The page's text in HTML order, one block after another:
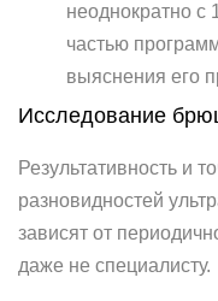
неоднократно с
частью
выяснения его
Исследование
Результативность и
разновидностей
зависят от
даже не специалисту.